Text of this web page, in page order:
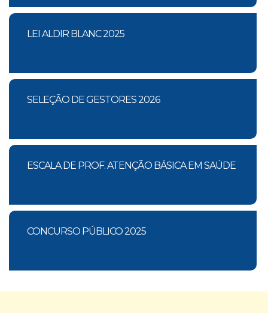
LEI ALDIR BLANC 2025
SELEÇÃO DE GESTORES 2026
ESCALA DE PROF. ATENÇÃO BÁSICA EM SAÚDE
CONCURSO PÚBLICO 2025